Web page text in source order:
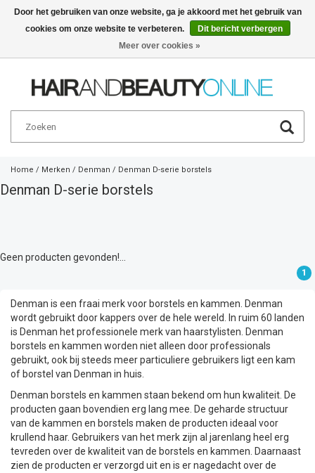
Nederlands €
Home / Merken / Denman / Denman D-serie borstels
Denman D-serie borstels
Geen producten gevonden!...
1
Denman is een fraai merk voor borstels en kammen. Denman
wordt gebruikt door kappers over de hele wereld. In ruim 60 landen
is Denman het professionele merk van haarstylisten. Denman
borstels en kammen worden niet alleen door professionals
gebruikt, ook bij steeds meer particuliere gebruikers ligt een kam
of borstel van Denman in huis.
Denman borstels en kammen staan bekend om hun kwaliteit. De
producten gaan bovendien erg lang mee. De geharde structuur
van de kammen en borstels maken de producten ideaal voor
krullend haar. Gebruikers van het merk zijn al jarenlang heel erg
tevreden over de kwaliteit van de borstels en kammen. Daarnaast
zien de producten er verzorgd uit en is er nagedacht over de
Door het gebruiken van onze website, ga je akkoord met het gebruik van
cookies om onze website te verbeteren.
Dit bericht verbergen
Meer over cookies »